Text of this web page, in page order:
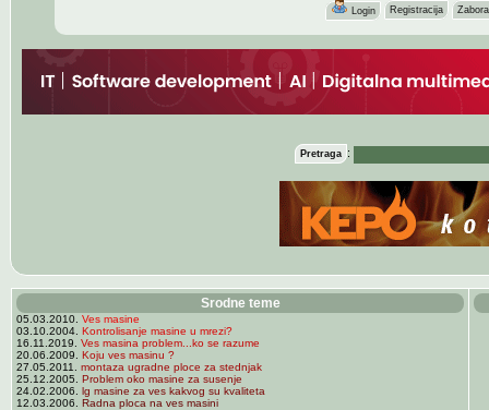
Login Registracija
Pretraga :
Srodne teme
05.03.2010. Ves masine
03.10.2004. Kontrolisanje masine u mrezi?
16.11.2019. Ves masina problem...ko se razume
20.06.2009. Koju ves masinu ?
27.05.2011. montaza ugradne ploce za stednjak
25.12.2005. Problem oko masine za susenje
24.02.2006. lg masine za ves kakvog su kvaliteta
12.03.2006. Radna ploca na ves masini